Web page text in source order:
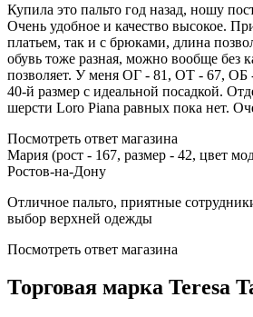
Купила это пальто год назад, ношу
Очень удобное и качество высокое.
платьем, так и с брюками, длина
обувь тоже разная, можно вообще без
позволяет. У меня ОГ - 81, ОТ - 67, ОБ
40-й размер с идеальной посадкой.
шерсти Loro Piana равных пока нет.
Посмотреть ответ магазина
Мария (рост - 167, размер - 42, цвет
Ростов-на-Дону
Отличное пальто, приятные
выбор верхней одежды
Посмотреть ответ магазина
Торговая марка Teresa